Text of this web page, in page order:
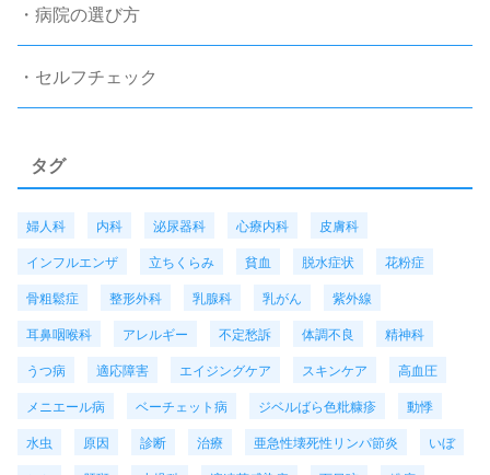
・病院の選び方
・セルフチェック
タグ
婦人科 内科 泌尿器科 心療内科
皮膚科
インフルエンザ
立ちくらみ 貧血 脱水症状
花粉症
骨粗鬆症
整形外科 乳腺科 乳がん
紫外線
耳鼻咽喉科
アレルギー 不定愁訴 体調不良
精神科
うつ病
適応障害 エイジングケア スキンケア
高血圧
メニエール病
ベーチェット病 ジベルばら色粃糠疹
動悸
水虫
原因 診断 治療 亜急性壊死性リンパ節炎
いぼ